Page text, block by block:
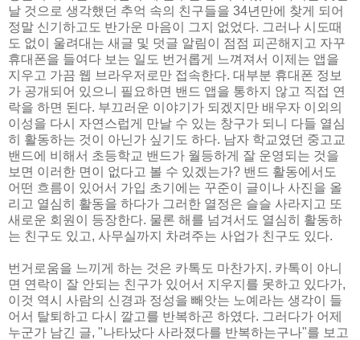
날 것으로 생각했던 추억 속의 친구들을 34년만에 찾게 되어
정말 신기하고도 반가운 마음이 그지 없었다. 그러나 시도때
도 없이 울려대는 새글 및 덧글 알림이 점점 피곤해지고 자꾸
휴대폰을 들여다 보는 일도 번거롭게 느껴져서 이제는 앱을
지우고 가끔 웹 브라우저로만 접속한다. 대부분 휴대폰 정보
가 공개되어 있으니 필요하면 밴드 앱을 통하지 않고 직접 연
락을 하면 된다. 부끄러운 이야기가 되겠지만 배우자 이외의
이성을 다시 자연스럽게 만날 수 있는 창구가 되니 다들 열심
히 활동하는 것이 아닌가 싶기도 하다. 남자 학교였던 중고교
밴드에 비해서 초등학교 밴드가 월등하게 잘 운영되는 것을
보면 이러한 면이 없다고 볼 수 있겠는가? 밴드 활동에서도
어떤 흐름이 있어서 가입 초기에는 꾸준이 글이나 사진을 올
리고 열심히 활동을 하다가 그러한 열정은 슬슬 사라지고 또
새로운 회원이 등장한다. 물론 해를 넘겨서도 열심히 활동하
는 친구도 있고, 사무실까지 차려주는 사업가 친구도 있다.
번거로움을 느끼게 하는 것은 카톡도 마찬가지. 카톡이 아니
면 연락이 잘 안되는 친구가 있어서 지우지를 못하고 있다가,
이것 역시 사람의 신경과 정성을 빼앗는 노예라는 생각이 들
어서 탈퇴하고 다시 깔고를 반복하곤 하였다. 그러다가 어제
누군가 남긴 글, "나타났다 사라졌다를 반복하는구나"를 보고